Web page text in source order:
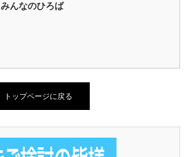
みんなのひろば
トップページに戻る